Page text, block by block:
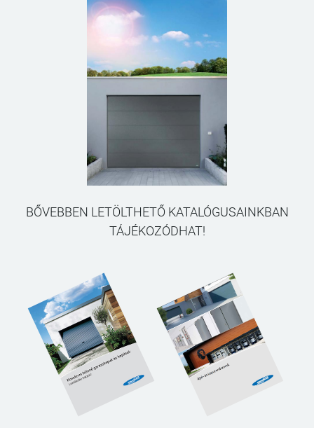
BŐVEBBEN LETÖLTHETŐ KATALÓGUSAINKBAN
TÁJÉKOZÓDHAT!